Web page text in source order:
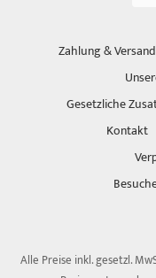
Zahlung & Versand
Gesetzliche
Kontakt
Alle Preise inkl. gesetzl.